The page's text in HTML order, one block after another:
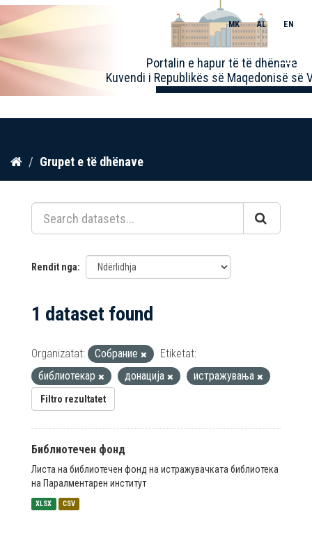
Kalo
përmbajtja
Portalin e hapur të të dhënave
Kuvendi i Republikës së Maqedonisë së
MK AL EN
Toggle
Grupet e të dhënave
Rendit nga
1 dataset found
Organizatat: Собрание
Etiketat:
библиотекар
донација истражувања
Filtro rezultatet
Библиотечен фонд
Листа на библиотечен фонд на истражувачката библиотека
на Паралментарен институт
XLSX CSV